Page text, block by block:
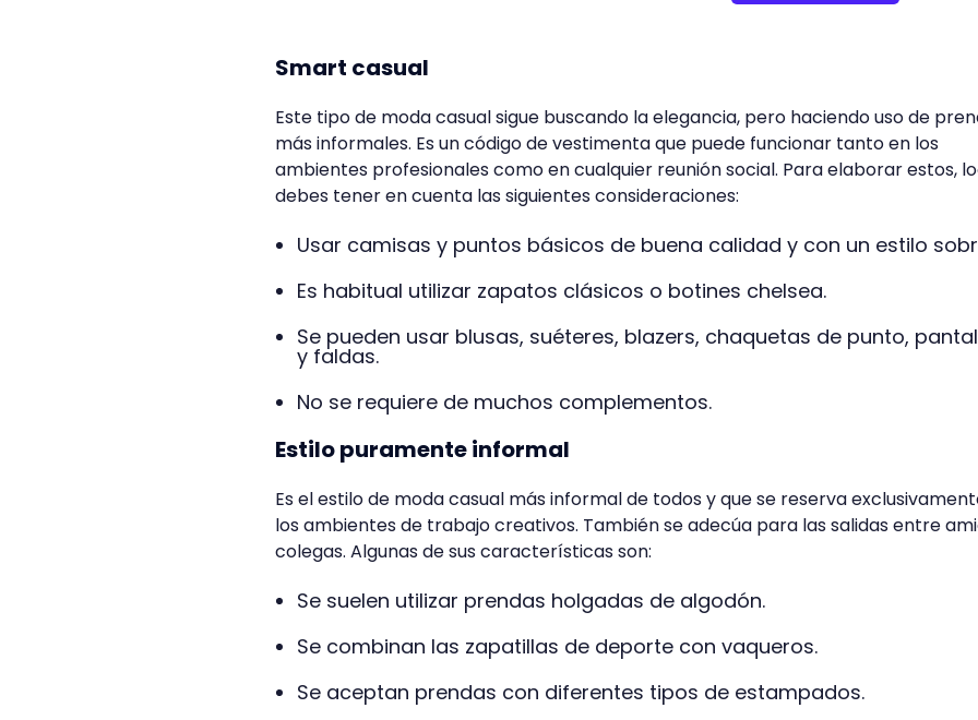
Smart casual
Este tipo de moda casual sigue buscando la elegancia, pero haciendo uso de
más informales. Es un código de vestimenta que puede funcionar tanto en los
ambientes profesionales como en cualquier reunión social. Para elaborar estos,
debes tener en cuenta las siguientes consideraciones:
Usar camisas y puntos básicos de buena calidad y con un estilo
Es habitual utilizar zapatos clásicos o botines chelsea.
Se pueden usar blusas, suéteres, blazers, chaquetas de punto,
y faldas.
No se requiere de muchos complementos.
Estilo puramente informal
Es el estilo de moda casual más informal de todos y que se reserva
los ambientes de trabajo creativos. También se adecúa para las salidas entre
colegas. Algunas de sus características son:
Se suelen utilizar prendas holgadas de algodón.
Se combinan las zapatillas de deporte con vaqueros.
Se aceptan prendas con diferentes tipos de estampados.